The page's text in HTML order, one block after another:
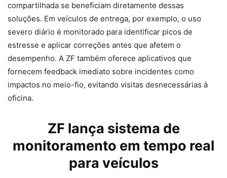
compartilhada se beneficiam diretamente dessas
soluções. Em veículos de entrega, por exemplo, o uso
severo diário é monitorado para identificar picos de
estresse e aplicar correções antes que afetem o
desempenho. A ZF também oferece aplicativos que
fornecem feedback imediato sobre incidentes como
impactos no meio-fio, evitando visitas desnecessárias à
oficina.
ZF lança sistema de
monitoramento em tempo real
para veículos